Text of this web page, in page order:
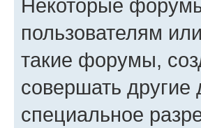
Некоторые
пользователям
такие форумы,
совершать другие
специальное